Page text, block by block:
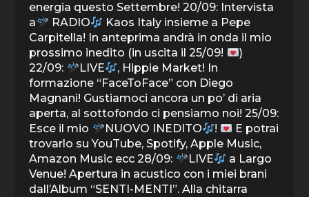
energia questo Settembre! 20/09: Intervista
a
RADIO
Kaos Italy insieme a Pepe
Carpitella! In anteprima andrà in onda il mio
prossimo inedito (in uscita il 25/09!
)
22/09:
LIVE
, Hippie Market! In
formazione “FaceToFace” con Diego
Magnani! Gustiamoci ancora un po’ di aria
aperta, al sottofondo ci pensiamo noi! 25/09:
Esce il mio
NUOVO INEDITO !
E potrai
trovarlo su YouTube, Spotify, Apple Music,
Amazon Music ecc 28/09:
LIVE
a Largo
Venue! Apertura in acustico con i miei brani
dall’Album “SENTI-MENTI”. Alla chitarra